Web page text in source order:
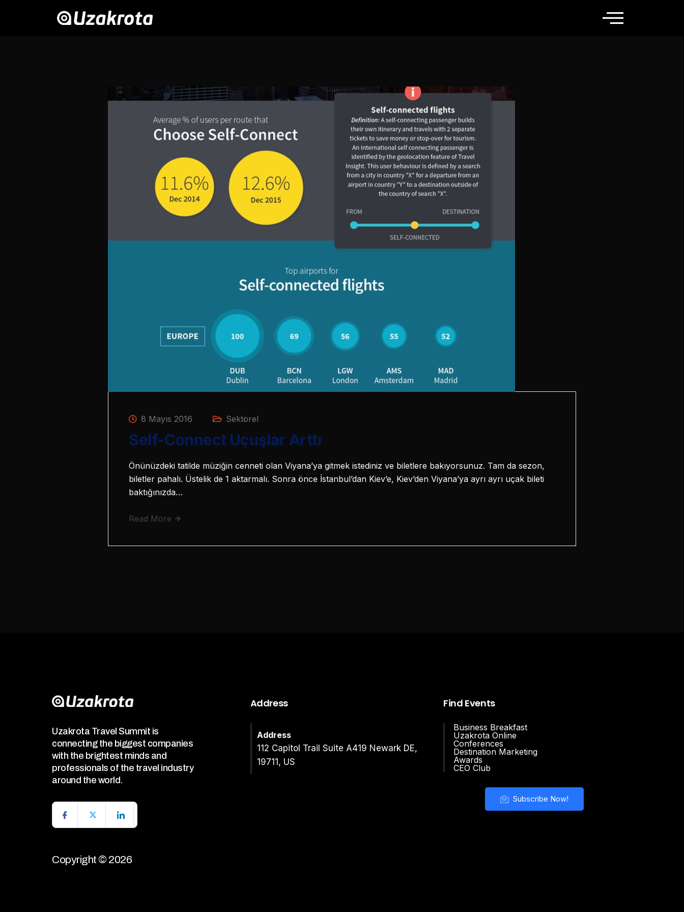
8 Mayıs 2016 Sektörel
Self-Connect Uçuşlar Arttı
Önünüzdeki tatilde müziğin cenneti olan Viyana’ya gitmek istediniz ve biletlere bakıyorsunuz. Tam da sezon,
biletler pahalı. Üstelik de 1 aktarmalı. Sonra önce İstanbul’dan Kiev’e, Kiev’den Viyana’ya ayrı ayrı uçak bileti
baktığınızda…
Read More
Uzakrota Travel Summit is
connecting the biggest companies
with the brightest minds and
professionals of the travel industry
around the world.
Copyright © 2026
Address
Address
112 Capitol Trail Suite A419 Newark DE,
19711, US
Find Events
Business Breakfast
Uzakrota Online
Conferences
Destination Marketing
Awards
CEO Club
Subscribe Now!